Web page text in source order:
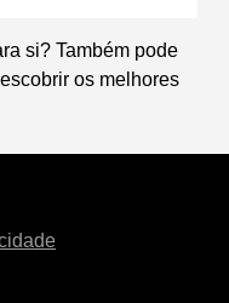
si? Também pode
os melhores